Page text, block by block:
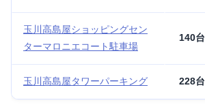
玉川高島屋ショッピングセン
ターマロニエコート駐車場
140台
玉川高島屋タワーパーキング 228台